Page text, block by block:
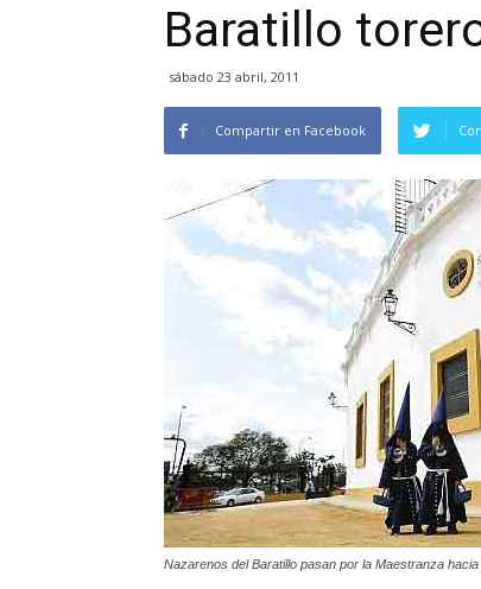
Baratillo
sábado 23 abril, 2011
Compartir en Facebook
Nazarenos del Baratillo pasan por la Maestranza hacia